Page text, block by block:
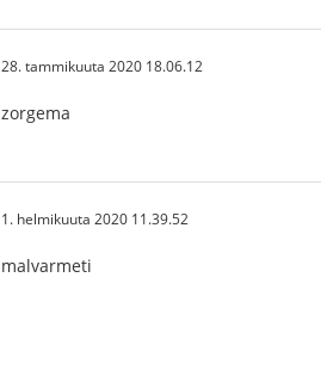
28. tammikuuta 2020 18.06.12
zorgema
1. helmikuuta 2020 11.39.52
malvarmeti